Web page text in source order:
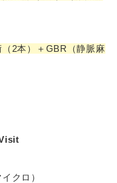
2本）＋GBR（静脈麻
クロ）